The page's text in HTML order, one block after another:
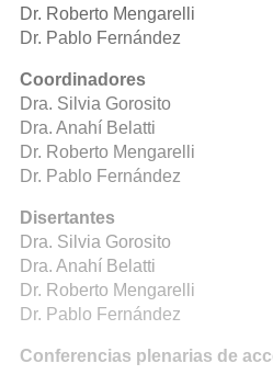
Dr. Roberto Mengarelli
Dr. Pablo Fernández
Coordinadores
Dra. Silvia Gorosito
Dra. Anahí Belatti
Dr. Roberto Mengarelli
Dr. Pablo Fernández
Disertantes
Dra. Silvia Gorosito
Dra. Anahí Belatti
Dr. Roberto Mengarelli
Dr. Pablo Fernández
Conferencias plenarias de